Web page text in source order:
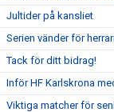
Jultider på kansliet
Serien vänder för
Tack för ditt bidrag!
Inför HF Karlskrona
Viktiga matcher för